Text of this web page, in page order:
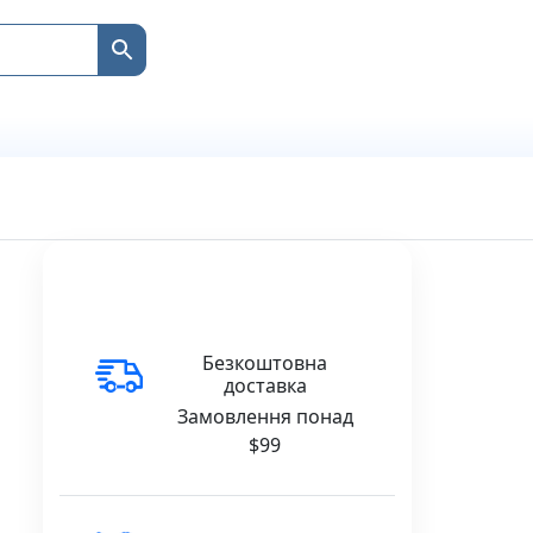
Безкоштовна
доставка
Замовлення понад
$99